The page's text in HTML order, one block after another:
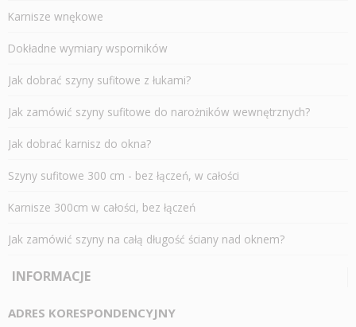
Karnisze wnękowe
Dokładne wymiary wsporników
Jak dobrać szyny sufitowe z łukami?
Jak zamówić szyny sufitowe do narożników wewnętrznych?
Jak dobrać karnisz do okna?
Szyny sufitowe 300 cm - bez łączeń, w całości
Karnisze 300cm w całości, bez łączeń
Jak zamówić szyny na całą długość ściany nad oknem?
INFORMACJE
ADRES KORESPONDENCYJNY